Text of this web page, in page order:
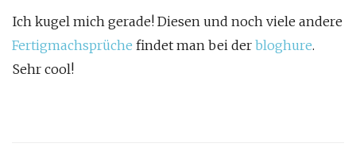
Ich kugel mich gerade! Diesen und noch viele andere
Fertigmachsprüche findet man bei der bloghure.
Sehr cool!